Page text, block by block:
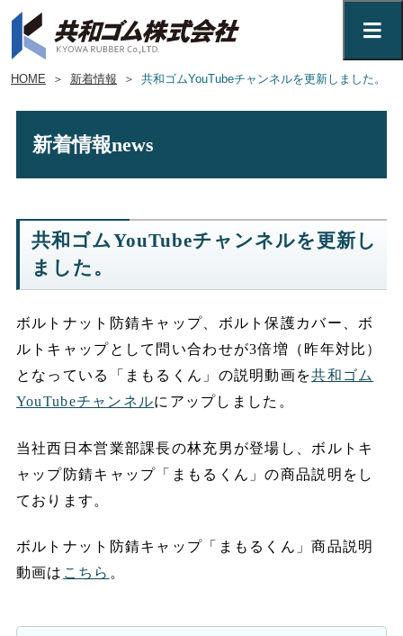
HOME ＞ 新着情報 ＞ 共和ゴムYouTubeチャンネルを更新しました。
新着情報news
共和ゴムYouTubeチャンネルを更新し
ました。
ボルトナット防錆キャップ、ボルト保護カバー、ボ
ルトキャップとして問い合わせが3倍増（昨年対比）
となっている「まもるくん」の説明動画を共和ゴム
YouTubeチャンネルにアップしました。
当社西日本営業部課長の林充男が登場し、ボルトキ
ャップ防錆キャップ「まもるくん」の商品説明をし
ております。
ボルトナット防錆キャップ「まもるくん」商品説明
動画は こちら 。